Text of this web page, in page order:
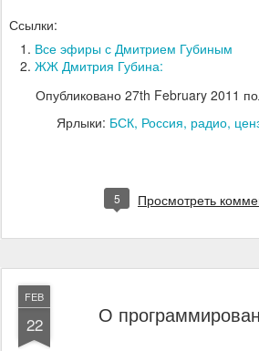
Ссылки:
Все эфиры с Дмитрием Губиным
ЖЖ Дмитрия Губина:
Опубликовано 27th February 2011
Ярлыки: БСК Россия радио
5 Просмотреть
FEB
22 О